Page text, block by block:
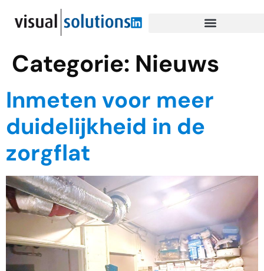
Categorie: Nieuws
Inmeten voor meer
duidelijkheid in de
zorgflat